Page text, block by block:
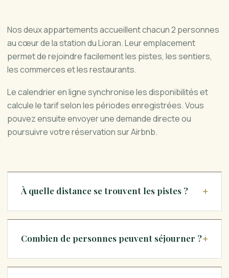
Nos deux appartements accueillent chacun 2 personnes
au cœur de la station du Lioran. Leur emplacement
permet de rejoindre facilement les pistes, les sentiers,
les commerces et les restaurants.
Le calendrier en ligne synchronise les disponibilités et
calcule le tarif selon les périodes enregistrées. Vous
pouvez ensuite envoyer une demande directe ou
poursuivre votre réservation sur Airbnb.
À quelle distance se trouvent les pistes ?
Combien de personnes peuvent séjourner ?